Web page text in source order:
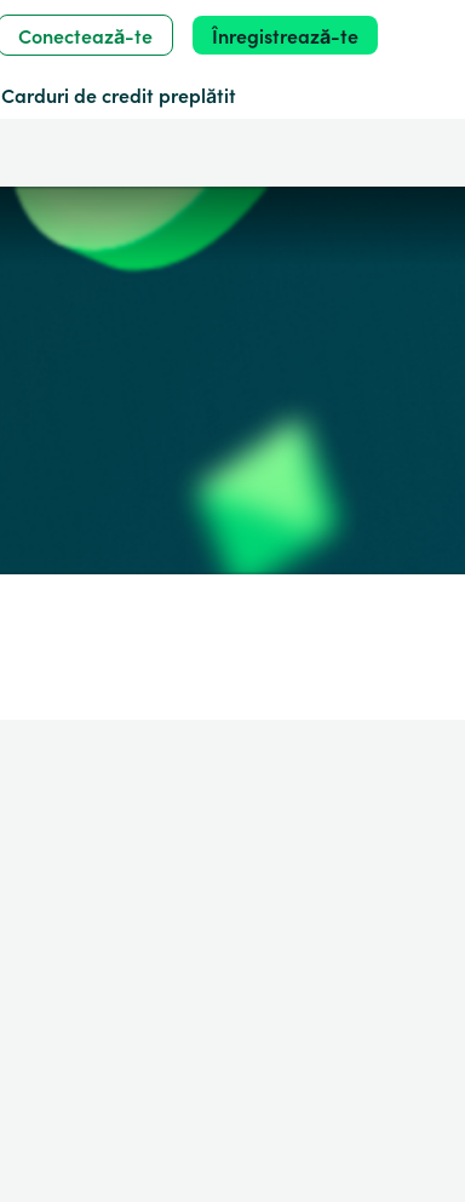
Conectează-te Înregistrează-te
Carduri de credit preplătit